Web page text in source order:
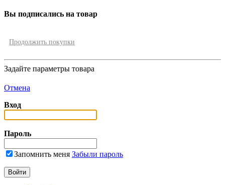
Вы подписались на товар
Продолжить покупки
Задайте параметры товара
Отмена
Вход
Пароль
Запомнить меня Забыли пароль